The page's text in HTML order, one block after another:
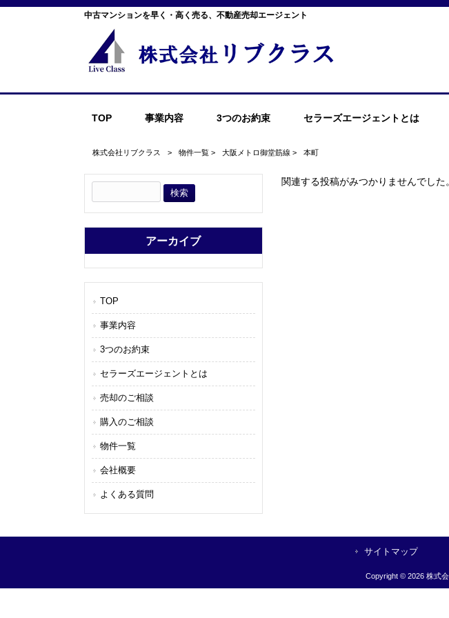
中古マンションを早く・高く売る、不動産売却エージェント
TOP 事業内容 3つのお約束 セラーズエージェントとは
株式会社リブクラス > 物件一覧 > 大阪メトロ御堂筋線 > 本町
関連する投稿がみつかりませんでした。
アーカイブ
TOP
事業内容
3つのお約束
セラーズエージェントとは
売却のご相談
購入のご相談
物件一覧
会社概要
よくある質問
サイトマップ
Copyright © 2026 株式